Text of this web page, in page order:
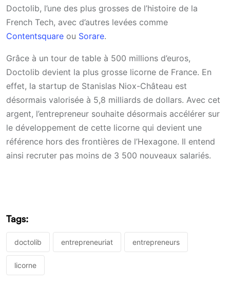
Doctolib, l’une des plus grosses de l’histoire de la
French Tech, avec d’autres levées comme
Contentsquare ou Sorare.
Grâce à un tour de table à 500 millions d’euros,
Doctolib devient la plus grosse licorne de France. En
effet, la startup de Stanislas Niox-Château est
désormais valorisée à 5,8 milliards de dollars. Avec cet
argent, l’entrepreneur souhaite désormais accélérer sur
le développement de cette licorne qui devient une
référence hors des frontières de l’Hexagone. Il entend
ainsi recruter pas moins de 3 500 nouveaux salariés.
Tags:
doctolib entrepreneuriat entrepreneurs
licorne